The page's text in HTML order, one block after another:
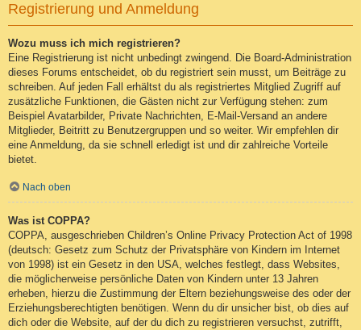
Registrierung und Anmeldung
Wozu muss ich mich registrieren?
Eine Registrierung ist nicht unbedingt zwingend. Die Board-Administration
dieses Forums entscheidet, ob du registriert sein musst, um Beiträge zu
schreiben. Auf jeden Fall erhältst du als registriertes Mitglied Zugriff auf
zusätzliche Funktionen, die Gästen nicht zur Verfügung stehen: zum
Beispiel Avatarbilder, Private Nachrichten, E-Mail-Versand an andere
Mitglieder, Beitritt zu Benutzergruppen und so weiter. Wir empfehlen dir
eine Anmeldung, da sie schnell erledigt ist und dir zahlreiche Vorteile
bietet.
Nach oben
Was ist COPPA?
COPPA, ausgeschrieben Children’s Online Privacy Protection Act of 1998
(deutsch: Gesetz zum Schutz der Privatsphäre von Kindern im Internet
von 1998) ist ein Gesetz in den USA, welches festlegt, dass Websites,
die möglicherweise persönliche Daten von Kindern unter 13 Jahren
erheben, hierzu die Zustimmung der Eltern beziehungsweise des oder der
Erziehungsberechtigten benötigen. Wenn du dir unsicher bist, ob dies auf
dich oder die Website, auf der du dich zu registrieren versuchst, zutrifft,